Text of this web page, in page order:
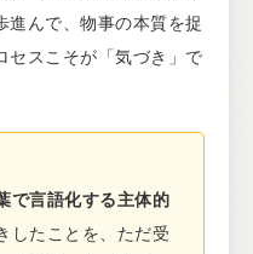
進んで、物事の本質を捉
セスこそが「気づき」で
で言語化する主体的
したことを、ただ受